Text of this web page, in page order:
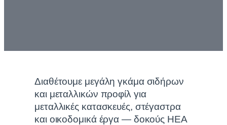
Διαθέτουμε μεγάλη γκάμα σιδήρων
και μεταλλικών προφίλ για
μεταλλικές κατασκευές, στέγαστρα
και οικοδομικά έργα — δοκούς HEA